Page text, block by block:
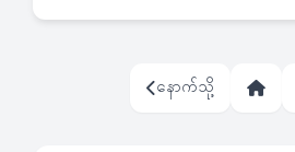
နောက်သို့